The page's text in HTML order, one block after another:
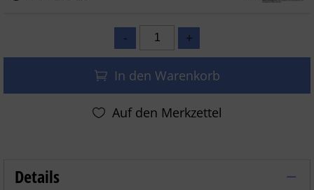
In den Warenkorb
Details